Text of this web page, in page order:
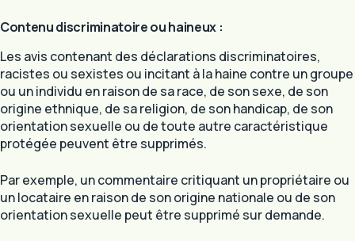
Contenu discriminatoire ou haineux :
Les avis contenant des déclarations discriminatoires,
racistes ou sexistes ou incitant à la haine contre un groupe
ou un individu en raison de sa race, de son sexe, de son
origine ethnique, de sa religion, de son handicap, de son
orientation sexuelle ou de toute autre caractéristique
protégée peuvent être supprimés.
Par exemple, un commentaire critiquant un propriétaire ou
un locataire en raison de son origine nationale ou de son
orientation sexuelle peut être supprimé sur demande.